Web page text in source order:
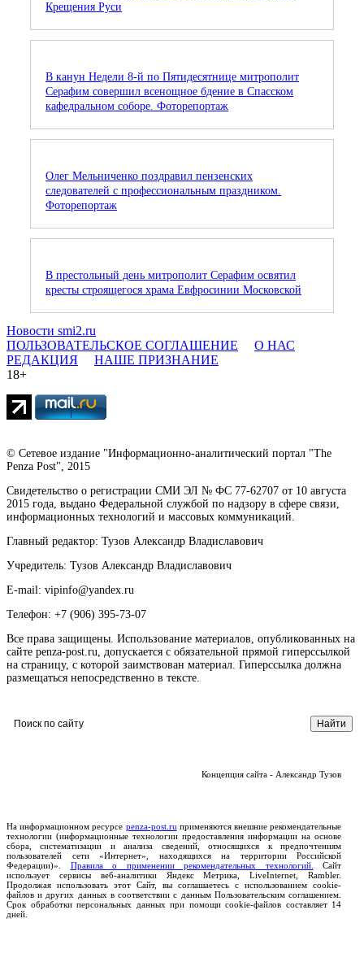
Крещения Руси
В канун Недели 8-й по Пятидесятнице митрополит
Серафим совершил всенощное бдение в Спасском
кафедральном соборе. Фоторепортаж
Олег Мельниченко поздравил пензенских
следователей с профессиональным праздником.
Фоторепортаж
В престольный день митрополит Серафим освятил
кресты строящегося храма Евфросинии Московской
Новости smi2.ru
ПОЛЬЗОВАТЕЛЬСКОЕ СОГЛАШЕНИЕ
О НАС
РЕДАКЦИЯ
НАШЕ ПРИЗНАНИЕ
18+
© Сетевое издание "Информационно-аналитический портал "The
Penza Post", 2015
Свидетельство о регистрации СМИ ЭЛ № ФС 77-62707 от 10 августа
2015 года, выдано Федеральной службой по надзору в сфере связи,
информационных технологий и массовых коммуникаций.
Главный редактор: Тузов Александр Владиславович
Учредитель: Тузов Александр Владиславович
E-mail: vipinfo@yandex.ru
Телефон: +7 (906) 395-73-07
Все права защищены. Использование материалов, опубликованных на
сайте penza-post.ru, допускается с обязательной прямой гиперссылкой
на страницу, с которой заимствован материал. Гиперссылка должна
размещаться непосредственно в тексте.
Концепция сайта - Александр Тузов
На информационном ресурсе penza-post.ru применяются внешние рекомендательные
технологии (информационные технологии предоставления информации на основе
сбора, систематизации и анализа сведений, относящихся к предпочтениям
пользователей сети «Интернет», находящихся на территории Российской
Федерации)». Правила о применении рекомендательных технологий.
Сайт
использует сервисы веб-аналитики Яндекс Метрика, LiveInternet, Rambler.
Продолжая использовать этот Сайт, вы соглашаетесь с использованием cookie-
файлов и других данных в соответствии с данным Пользовательским соглашением.
Срок обработки персональных данных при помощи cookie-файлов составляет 14
дней.